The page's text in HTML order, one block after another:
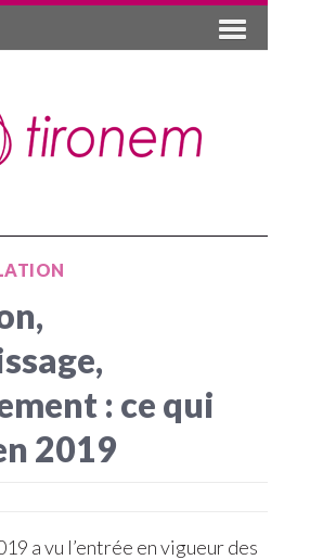
: ce qui
2019
a vu l’entrée en vigueur des